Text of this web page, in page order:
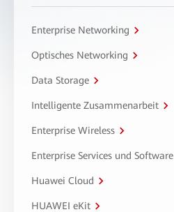
Enterprise Networking
Optisches Networking
Data Storage
Intelligente Zusammenarbeit
Enterprise Wireless
Enterprise Services und Software
Huawei Cloud
HUAWEI eKit